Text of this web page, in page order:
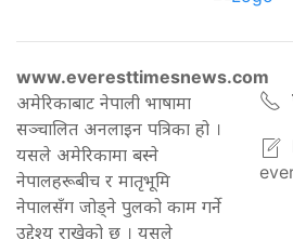
www.everesttimesnews.com
अमेरिकाबाट नेपाली भाषामा
सञ्चालित अनलाइन पत्रिका हो ।
यसले अमेरिकामा बस्ने
नेपालहरूबीच र मातृभूमि
नेपालसँग जोड्ने पुलको काम गर्ने
उद्देश्य राखेको छ । यसले